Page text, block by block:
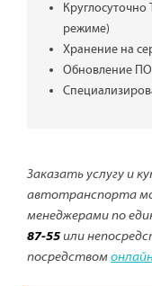
режиме)
Хранение на
Обновление ПО
Заказать услугу и
автотранспорта
менеджерами по
87-55 или
посредством